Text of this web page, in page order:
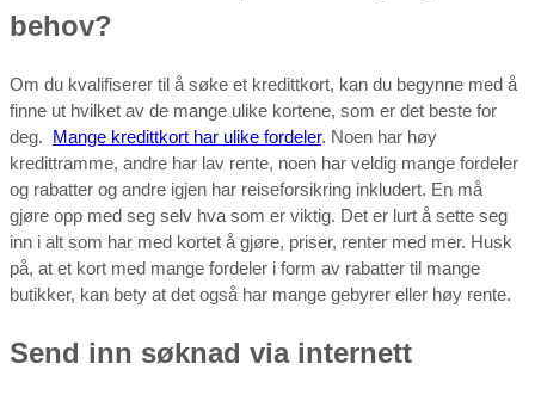
behov?
Om du kvalifiserer til å søke et kredittkort, kan du begynne med å
finne ut hvilket av de mange ulike kortene, som er det beste for
deg. Mange kredittkort har ulike fordeler. Noen har høy
kredittramme, andre har lav rente, noen har veldig mange fordeler
og rabatter og andre igjen har reiseforsikring inkludert. En må
gjøre opp med seg selv hva som er viktig. Det er lurt å sette seg
inn i alt som har med kortet å gjøre, priser, renter med mer. Husk
på, at et kort med mange fordeler i form av rabatter til mange
butikker, kan bety at det også har mange gebyrer eller høy rente.
Send inn søknad via internett